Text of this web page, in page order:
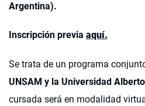
Argentina).
Inscripción previa aquí.
Se trata de un programa
UNSAM y la Universidad
cursada será en modalidad